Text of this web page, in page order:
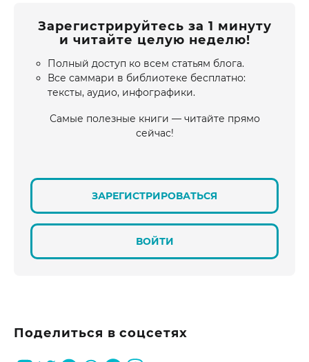
Зарегистрируйтесь за 1 минуту
и читайте целую неделю!
Полный доступ ко всем статьям блога.
Все саммари в библиотеке бесплатно:
тексты, аудио, инфографики.
Самые полезные книги — читайте прямо
сейчас!
ЗАРЕГИСТРИРОВАТЬСЯ
ВОЙТИ
Поделиться в соцсетях